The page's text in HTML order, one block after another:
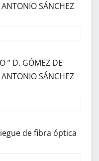
ANTONIO SÁNCHEZ
” D. GÓMEZ DE
ANTONIO SÁNCHEZ
de fibra óptica